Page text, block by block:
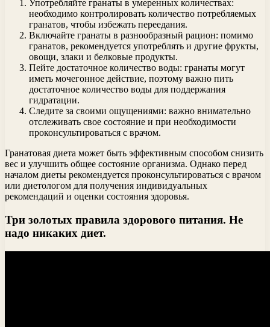
Употребляйте гранаты в умеренных количествах:
необходимо контролировать количество потребляемых
гранатов, чтобы избежать переедания.
Включайте гранаты в разнообразный рацион: помимо
гранатов, рекомендуется употреблять и другие фрукты,
овощи, злаки и белковые продукты.
Пейте достаточное количество воды: гранаты могут
иметь мочегонное действие, поэтому важно пить
достаточное количество воды для поддержания
гидратации.
Следите за своими ощущениями: важно внимательно
отслеживать свое состояние и при необходимости
проконсультироваться с врачом.
Гранатовая диета может быть эффективным способом снизить
вес и улучшить общее состояние организма. Однако перед
началом диеты рекомендуется проконсультироваться с врачом
или диетологом для получения индивидуальных
рекомендаций и оценки состояния здоровья.
Три золотых правила здорового питания. Не
надо никаких диет.